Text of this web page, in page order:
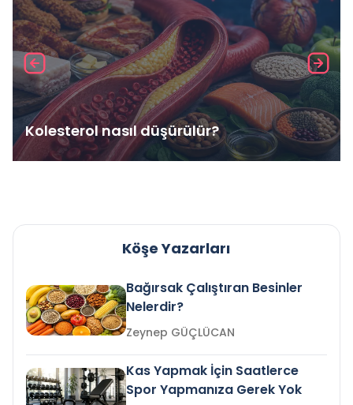
Kolesterol nasıl düşürülür?
Köşe Yazarları
Bağırsak Çalıştıran Besinler
Nelerdir?
Zeynep GÜÇLÜCAN
Kas Yapmak İçin Saatlerce
Spor Yapmanıza Gerek Yok